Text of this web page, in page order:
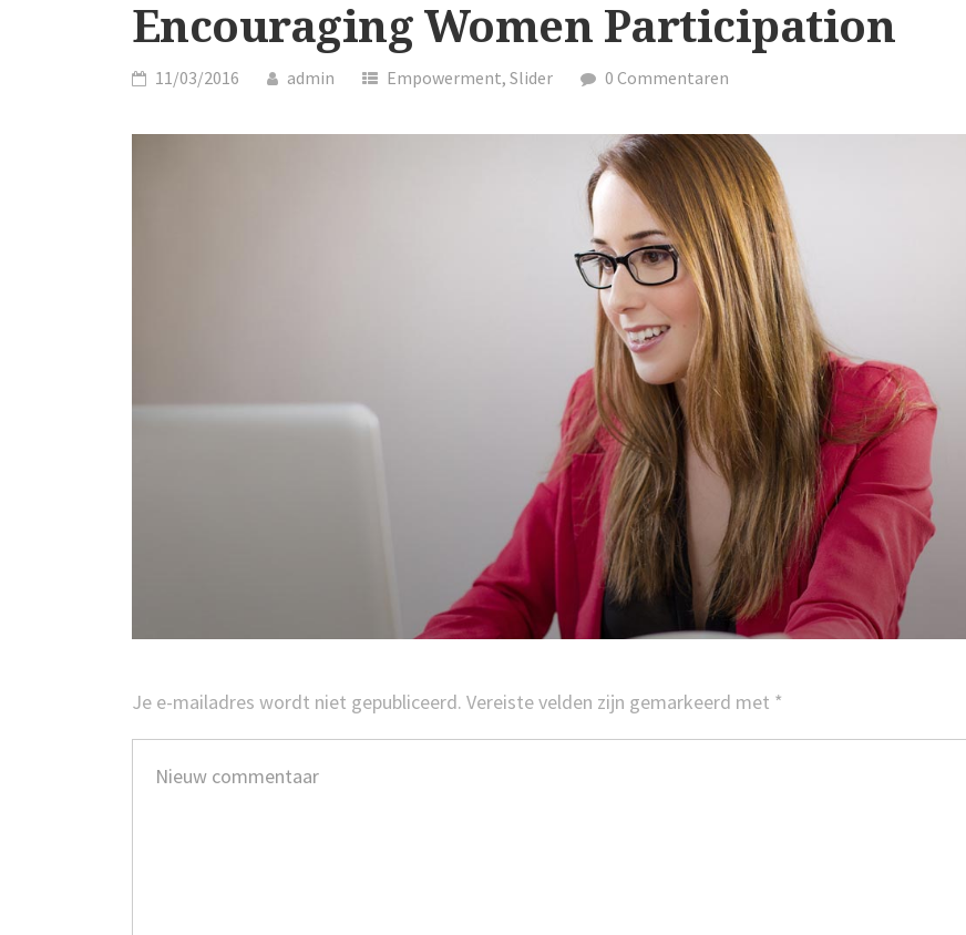
Encouraging Women Participation
11/03/2016 admin Empowerment, Slider 0 Commentaren
Je e-mailadres wordt niet gepubliceerd. Vereiste velden zijn gemarkeerd met *
commentaar*